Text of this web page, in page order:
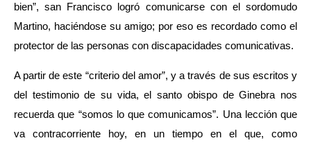
bien”, san Francisco logró comunicarse con el sordomudo
Martino, haciéndose su amigo; por eso es recordado como el
protector de las personas con discapacidades comunicativas.
A partir de este “criterio del amor”, y a través de sus escritos y
del testimonio de su vida, el santo obispo de Ginebra nos
recuerda que “somos lo que comunicamos”. Una lección que
va contracorriente hoy, en un tiempo en el que, como